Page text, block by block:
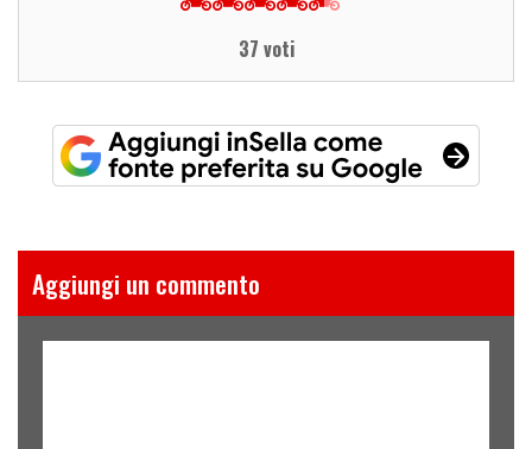
37 voti
Aggiungi un commento